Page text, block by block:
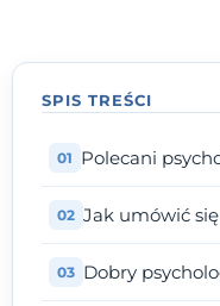
SPIS TREŚCI
Polecani
Jak umówić
Dobry